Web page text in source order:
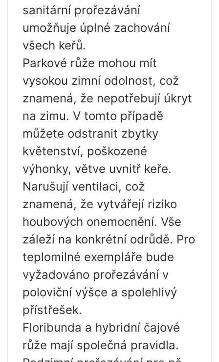
sanitární prořezávání
umožňuje úplné zachování
všech keřů.
Parkové růže mohou mít
vysokou zimní odolnost, což
znamená, že nepotřebují úkryt
na zimu. V tomto případě
můžete odstranit zbytky
květenství, poškozené
výhonky, větve uvnitř keře.
Narušují ventilaci, což
znamená, že vytvářejí riziko
houbových onemocnění. Vše
záleží na konkrétní odrůdě. Pro
teplomilné exempláře bude
vyžadováno prořezávání v
poloviční výšce a spolehlivý
přístřešek.
Floribunda a hybridní čajové
růže mají společná pravidla.